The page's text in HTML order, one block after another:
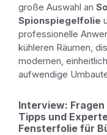
große Auswahl an
Spionspiegelfolie
professionelle
kühleren Räumen,
modernen,
aufwendige
Interview:
Tipps und
Fensterfolie für